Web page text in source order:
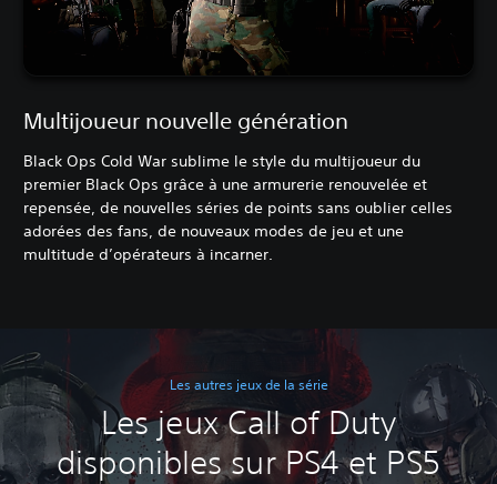
Multijoueur nouvelle génération
Black Ops Cold War sublime le style du multijoueur du
premier Black Ops grâce à une armurerie renouvelée et
repensée, de nouvelles séries de points sans oublier celles
adorées des fans, de nouveaux modes de jeu et une
multitude d’opérateurs à incarner.
Les autres jeux de la série
Les jeux Call of Duty
disponibles sur PS4 et PS5